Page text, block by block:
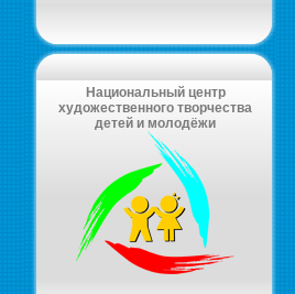
Национальный центр
художественного творчества
детей и молодёжи